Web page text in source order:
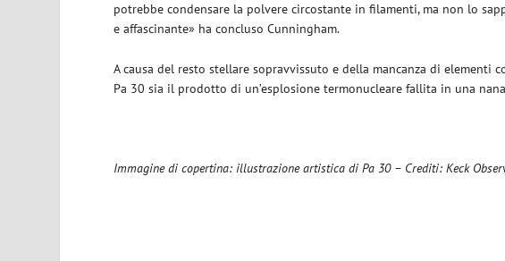
potrebbe condensare la polvere circostante in filamenti, ma non lo
e affascinante» ha concluso Cunningham.
A causa del resto stellare sopravvissuto e della mancanza di
Pa 30 sia il prodotto di un’esplosione termonucleare fallita in una
Immagine di copertina: illustrazione artistica di Pa 30 – Crediti: Keck